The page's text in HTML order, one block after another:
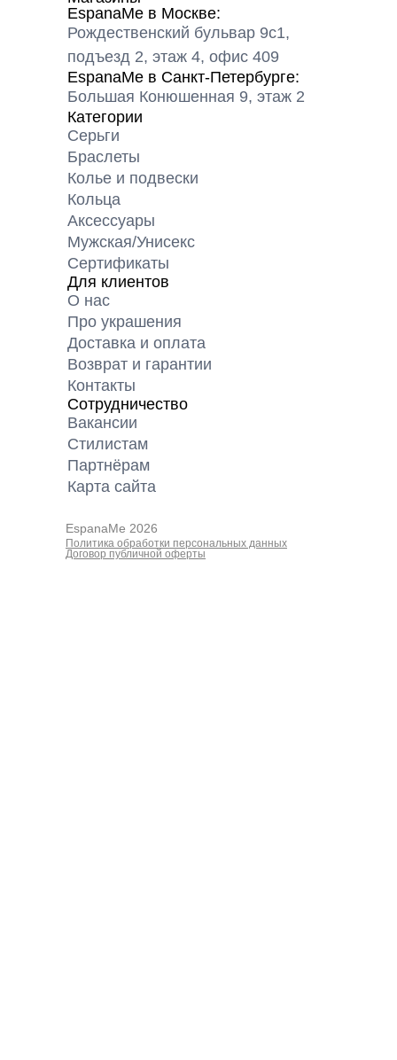
EspanaMe в Москве:
Рождественский бульвар 9с1,
подъезд 2, этаж 4, офис 409
EspanaMe в Санкт-Петербурге:
Большая Конюшенная 9, этаж 2
Категории
Серьги
Браслеты
Колье и подвески
Кольца
Аксессуары
Мужская/Унисекс
Сертификаты
Для клиентов
О нас
Про украшения
Доставка и оплата
Возврат и гарантии
Контакты
Сотрудничество
Вакансии
Cтилистам
Партнёрам
Карта cайта
EspanaMe 2026
Политика обработки персональных данных
Договор публичной оферты